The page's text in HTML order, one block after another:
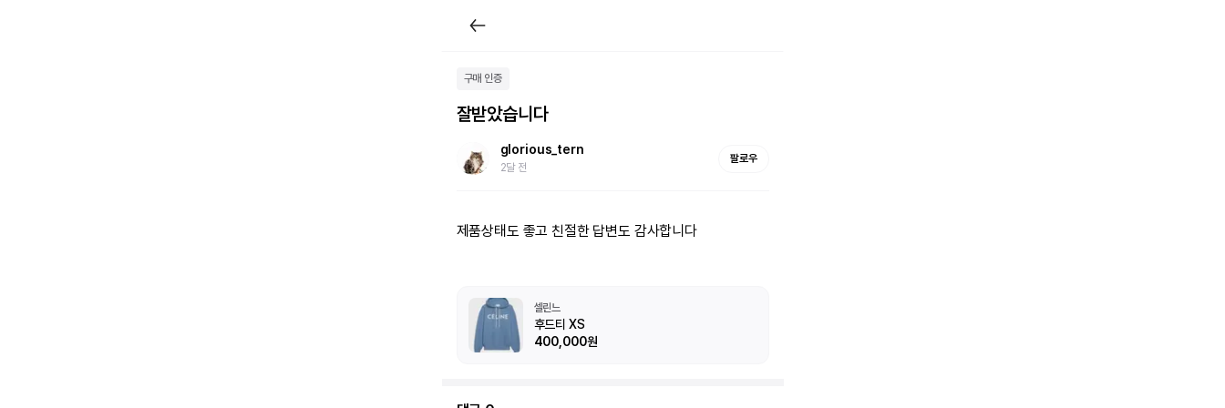
구매 인증
잘받았습니다
glorious_tern
2달 전
팔로우
제품상태도 좋고 친절한 답변도 감사합니다
셀린느
후드티 XS
400,000원